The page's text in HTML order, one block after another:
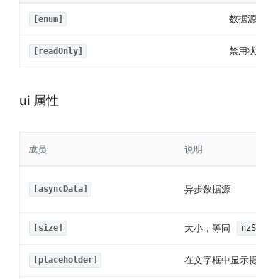
[enum] 数据源
[readOnly] 禁用
ui 属性
成员 说明
[asyncData] 异步数据源
[size] 大小，等同
[placeholder] 在文字框中显示